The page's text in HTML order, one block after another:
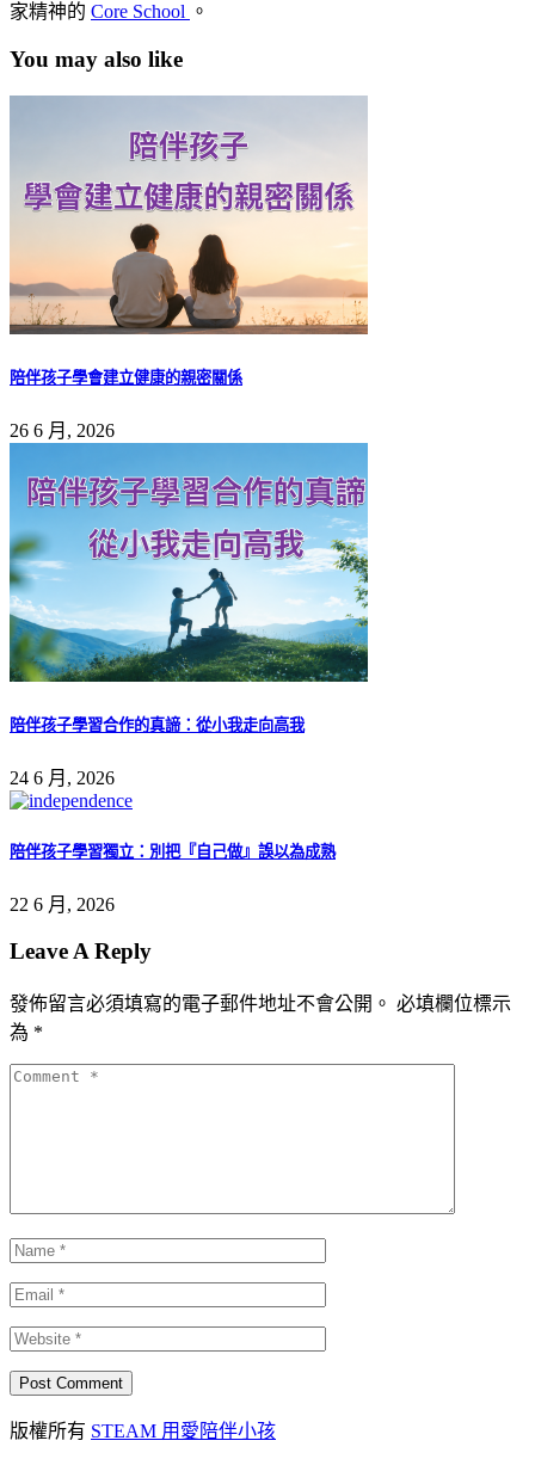
家精神的 Core School 。
You may also like
陪伴孩子學會建立健康的親密關係
26 6 月, 2026
陪伴孩子學習合作的真諦：從小我走向高我
24 6 月, 2026
陪伴孩子學習獨立：別把『自己做』誤以為成熟
22 6 月, 2026
Leave A Reply
發佈留言必須填寫的電子郵件地址不會公開。 必填欄位標示
為 *
版權所有 STEAM 用愛陪伴小孩